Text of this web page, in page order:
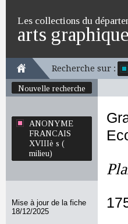
Les collections du
arts
Recherche sur :
Nouvelle recherche
ANONYME
FRANCAIS
XVIIIè s (
milieu)
Mise à jour de la fiche
18/12/2025